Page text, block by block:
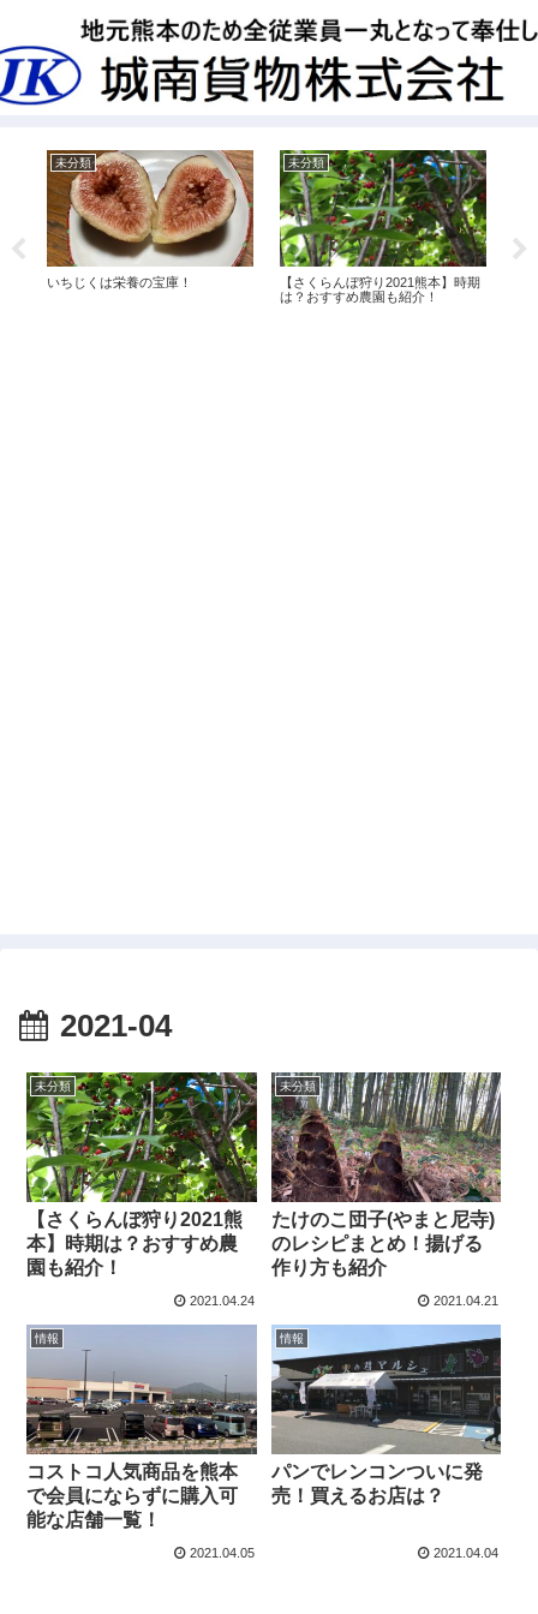
未分類
いちじくは栄養の宝庫！
未分類
【さくらんぼ狩り2021熊本】時期
は？おすすめ農園も紹介！
2021-04
未分類
【さくらんぼ狩り2021熊
本】時期は？おすすめ農
園も紹介！
2021.04.24
未分類
たけのこ団子(やまと尼寺)
のレシピまとめ！揚げる
作り方も紹介
2021.04.21
情報
コストコ人気商品を熊本
で会員にならずに購入可
能な店舗一覧！
2021.04.05
情報
パンでレンコンついに発
売！買えるお店は？
2021.04.04